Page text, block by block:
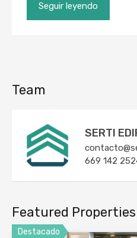
Seguir leyendo
Team
SERTI
669 142
Featured Properties
Destacado